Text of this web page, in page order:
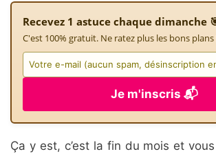
Recevez 1 astuce chaque dimanche
C'est 100% gratuit. Ne ratez plus les bons plans
Je m'inscris 📬
Ça y est, c’est la fin du mois et vous